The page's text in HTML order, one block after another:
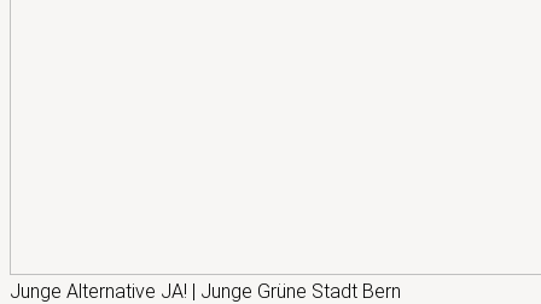
Junge
Junge Alternative JA! | Junge Grüne Stadt Bern